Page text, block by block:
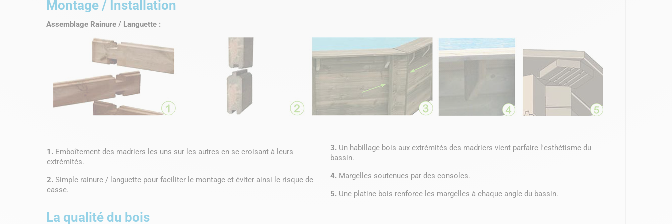
Montage / Installation
Assemblage Rainure / Languette :
1. Emboîtement des madriers les uns sur les autres en se croisant à leurs
extrémités.
2. Simple rainure / languette pour faciliter le montage et éviter ainsi le risque de
casse.
3. Un habillage bois aux extrémités des madriers vient parfaire l'esthétisme du
bassin.
4. Margelles soutenues par des consoles.
5. Une platine bois renforce les margelles à chaque angle du bassin.
La qualité du bois